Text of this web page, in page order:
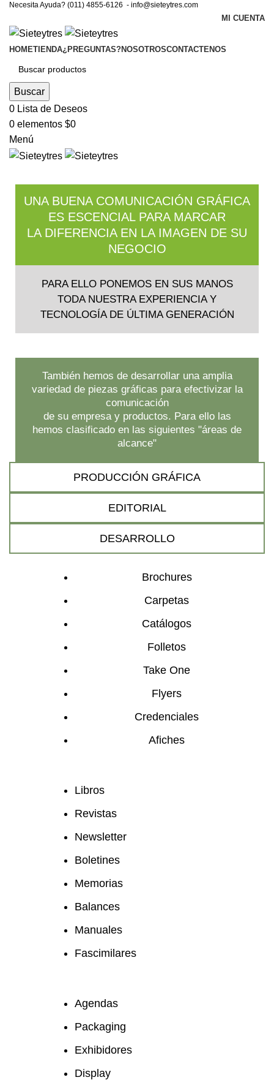
Necesita Ayuda? (011) 4855-6126 - info@sieteytres.com
MI CUENTA
HOMETIENDA¿PREGUNTAS?NOSOTROSCONTACTENOS
Buscar
0 Lista de Deseos
0 elementos $0
Menú
UNA BUENA COMUNICACIÓN GRÁFICA
ES ESCENCIAL PARA MARCAR
LA DIFERENCIA EN LA IMAGEN DE SU
NEGOCIO
PARA ELLO PONEMOS EN SUS MANOS
TODA NUESTRA EXPERIENCIA Y
TECNOLOGÍA DE ÚLTIMA GENERACIÓN
También hemos de desarrollar una amplia
variedad de piezas gráficas para efectivizar la
comunicación
de su empresa y productos. Para ello las
hemos clasificado en las siguientes "áreas de
alcance"
PRODUCCIÓN GRÁFICA
EDITORIAL
DESARROLLO
Brochures
Carpetas
Catálogos
Folletos
Take One
Flyers
Credenciales
Afiches
Libros
Revistas
Newsletter
Boletines
Memorias
Balances
Manuales
Fascimilares
Agendas
Packaging
Exhibidores
Display